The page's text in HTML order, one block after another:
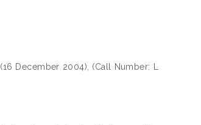
(16 December 2004), (Call Number: L